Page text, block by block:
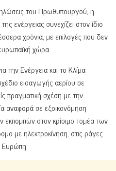
του Πρωθυπουργού, η
ενέργειας συνεχίζει στον ίδιο
χρόνια, με επιλογές που δεν
χώρα.
την Ενέργεια και το Κλίμα
εισαγωγής αερίου σε
πραγματική σχέση με την
αναφορά σε εξοικονόμηση
εκπομπών στον κρίσιμο τομέα των
με ηλεκτροκίνηση, στις ράγες
Ευρώπη.